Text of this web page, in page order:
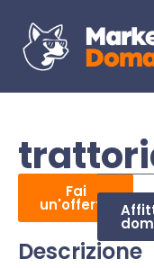
Fai
un'offerta
Descrizione